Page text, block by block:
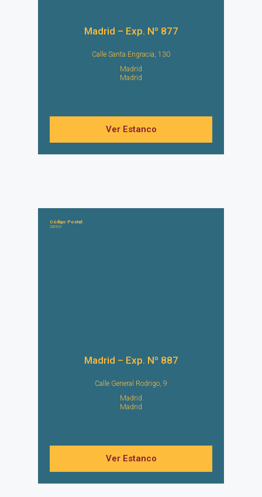
Madrid – Exp. Nº 877
Calle Santa Engracia, 130
Madrid
Madrid
Ver Estanco
Código Postal:
28003
Madrid – Exp. Nº 887
Calle General Rodrigo, 9
Madrid
Madrid
Ver Estanco